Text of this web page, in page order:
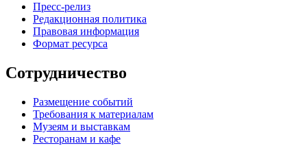
Пресс-релиз
Редакционная политика
Правовая информация
Формат ресурса
Сотрудничество
Размещение событий
Требования к материалам
Музеям и выставкам
Ресторанам и кафе